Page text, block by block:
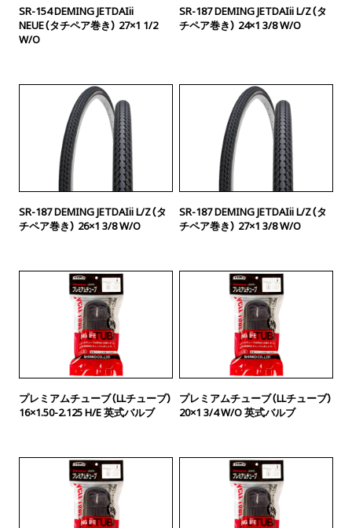
SR-154 DEMING JETDAIii
NEUE（タチペア巻き） 27×1 1/2
W/O
SR-187 DEMING JETDAIii L/Z（タ
チペア巻き） 24×1 3/8 W/O
SR-187 DEMING JETDAIii L/Z（タ
チペア巻き） 26×1 3/8 W/O
SR-187 DEMING JETDAIii L/Z（タ
チペア巻き） 27×1 3/8 W/O
プレミアムチューブ（LLチューブ）
16×1.50-2.125 H/E 英式バルブ
プレミアムチューブ（LLチューブ）
20×1 3/4 W/O 英式バルブ